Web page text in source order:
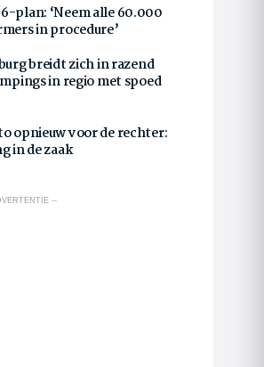
plan: ‘Neem alle 60.000
in procedure’
breidt zich in razend
in regio met spoed
opnieuw voor de rechter:
in de zaak
--